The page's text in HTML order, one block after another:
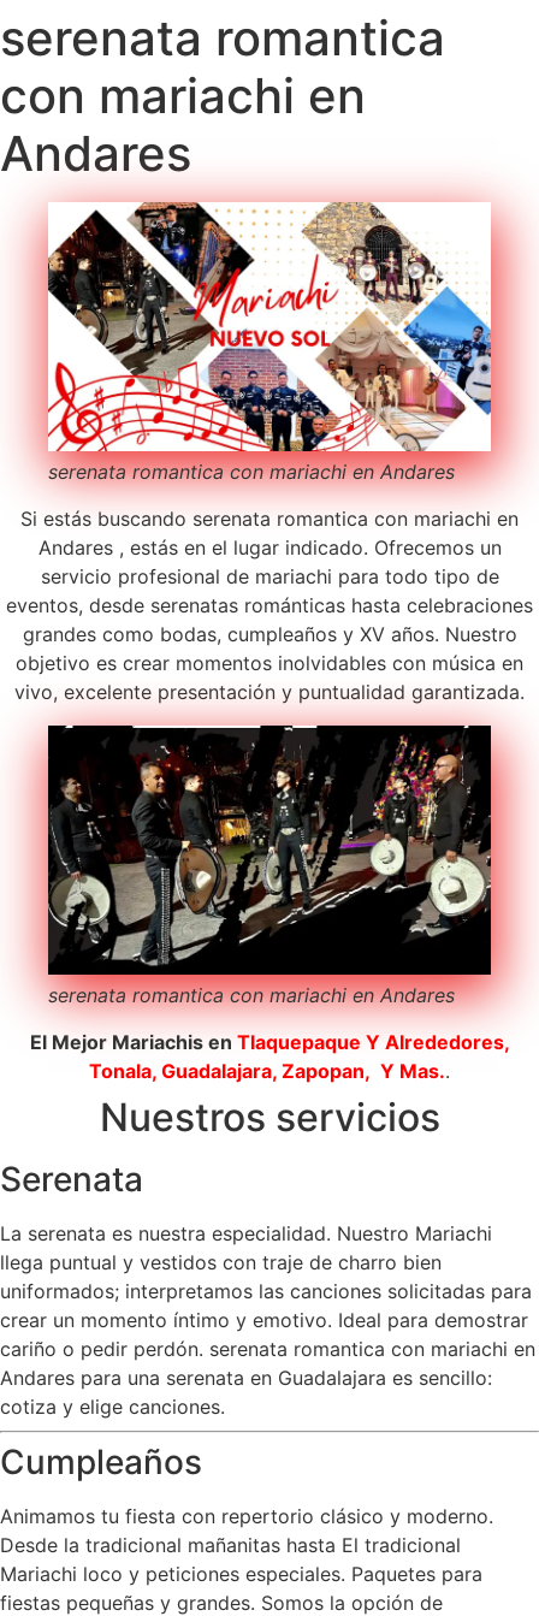
serenata romantica
con mariachi en
Andares
serenata romantica con mariachi en Andares
Si estás buscando serenata romantica con mariachi en
Andares , estás en el lugar indicado. Ofrecemos un
servicio profesional de mariachi para todo tipo de
eventos, desde serenatas románticas hasta celebraciones
grandes como bodas, cumpleaños y XV años. Nuestro
objetivo es crear momentos inolvidables con música en
vivo, excelente presentación y puntualidad garantizada.
serenata romantica con mariachi en Andares
El Mejor Mariachis en Tlaquepaque Y Alrededores,
Tonala, Guadalajara, Zapopan, Y Mas..
Nuestros servicios
Serenata
La serenata es nuestra especialidad. Nuestro Mariachi
llega puntual y vestidos con traje de charro bien
uniformados; interpretamos las canciones solicitadas para
crear un momento íntimo y emotivo. Ideal para demostrar
cariño o pedir perdón. serenata romantica con mariachi en
Andares para una serenata en Guadalajara es sencillo:
cotiza y elige canciones.
Cumpleaños
Animamos tu fiesta con repertorio clásico y moderno.
Desde la tradicional mañanitas hasta El tradicional
Mariachi loco y peticiones especiales. Paquetes para
fiestas pequeñas y grandes. Somos la opción de